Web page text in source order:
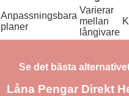
Anpassningsbara
planer
Varierar
mellan
långivare
Se det bästa
Låna Pengar Direkt